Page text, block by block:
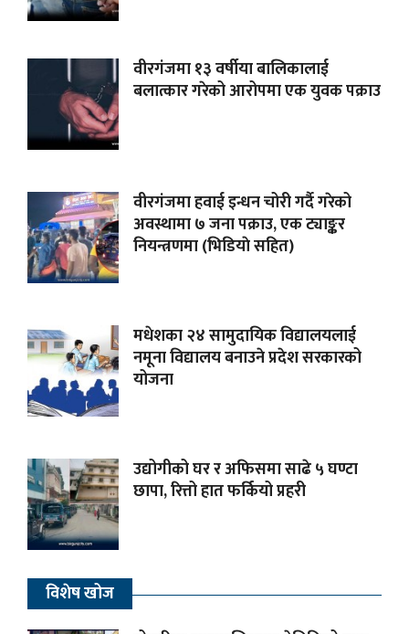
वीरगंजमा १३ वर्षीया बालिकालाई
बलात्कार गरेको आरोपमा एक युवक पक्राउ
वीरगंजमा हवाई इन्धन चोरी गर्दै गरेको
अवस्थामा ७ जना पक्राउ, एक ट्याङ्कर
नियन्त्रणमा (भिडियाे सहित)
मधेशका २४ सामुदायिक विद्यालयलाई
नमूना विद्यालय बनाउने प्रदेश सरकारको
योजना
उद्योगीको घर र अफिसमा साढे ५ घण्टा
छापा, रित्तो हात फर्कियो प्रहरी
विशेष खोज